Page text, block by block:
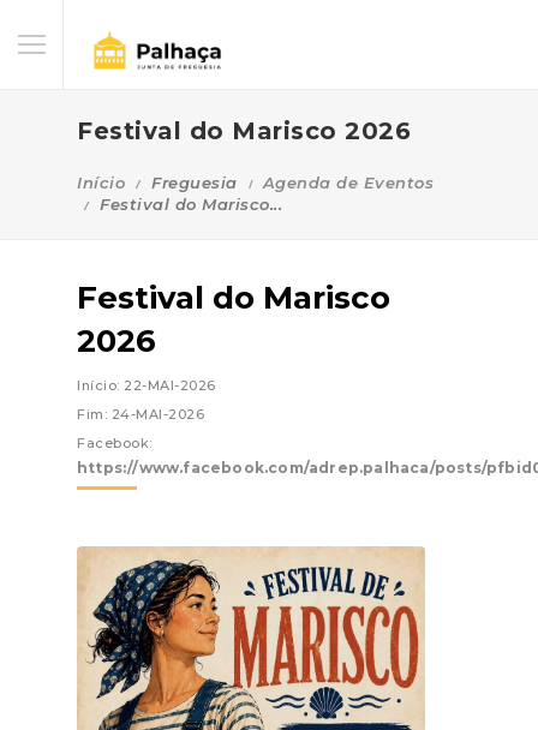
Festival do Marisco 2026
Início Freguesia
Agenda de Eventos
Festival do Marisco...
Festival do Marisco
2026
Início: 22-MAI-2026
Fim: 24-MAI-2026
Facebook:
https://www.facebook.com/adrep.palhaca/posts/